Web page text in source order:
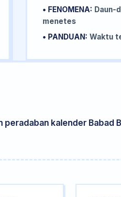
• FENOMENA: Daun-
menetes
• PANDUAN: Waktu
kalender Babad